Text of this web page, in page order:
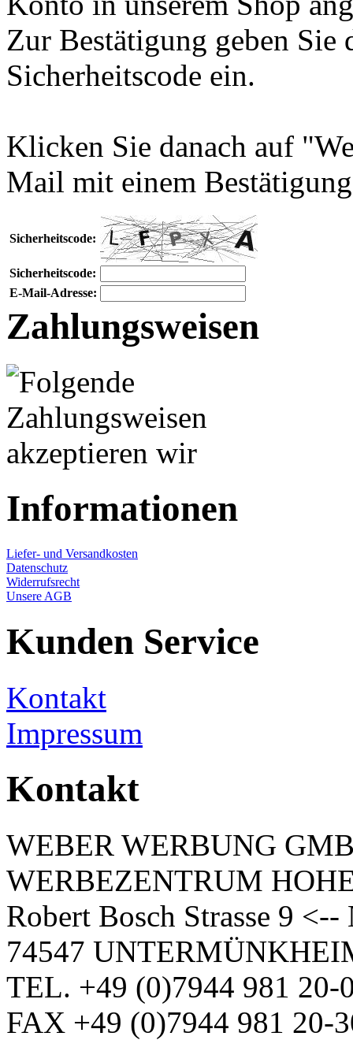
Zur Bestätigung geben Sie
Sicherheitscode ein.
Klicken Sie danach auf
Mail mit einem
Sicherheitscode:
Sicherheitscode:
E-Mail-Adresse:
Zahlungsweisen
Informationen
Liefer- und Versandkosten
Datenschutz
Widerrufsrecht
Unsere AGB
Kunden Service
Kontakt
Impressum
Kontakt
WEBER WERBUNG
WERBEZENTRUM
Robert Bosch Strasse 9
74547
TEL. +49 (0)7944 981 20-
FAX +49 (0)7944 981 20-